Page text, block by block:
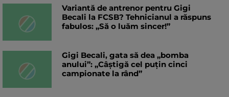
Variantă de antrenor pentru Gigi
Becali la FCSB? Tehnicianul a răspuns
fabulos: „Să o luăm sincer!”
Gigi Becali, gata să dea „bomba
anului”: „Câștigă cel puțin cinci
campionate la rând”